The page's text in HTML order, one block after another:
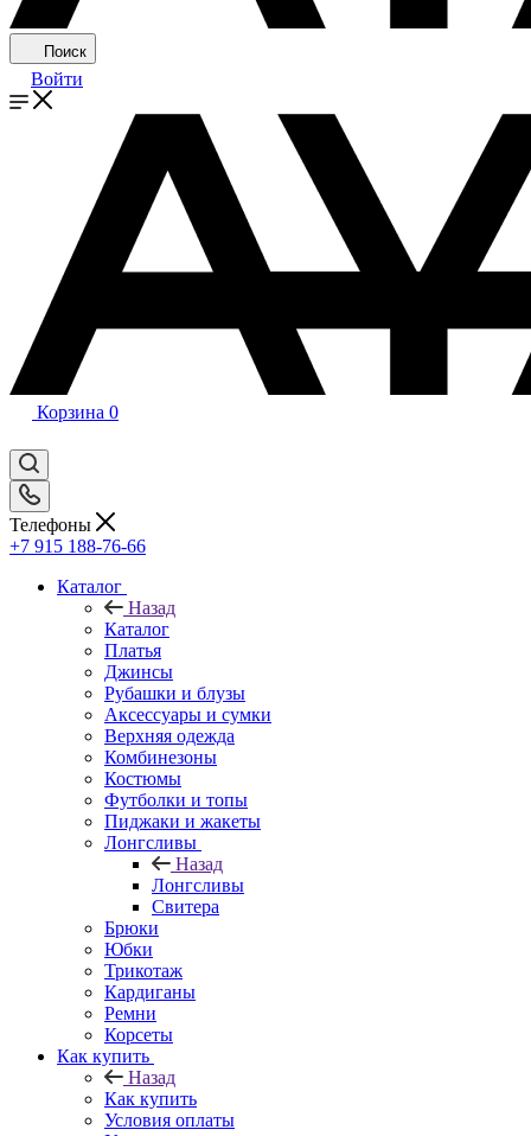
Поиск
Войти
Корзина 0
Телефоны
+7 915 188-76-66
Каталог
Назад
Каталог
Платья
Джинсы
Рубашки и блузы
Аксессуары и сумки
Верхняя одежда
Комбинезоны
Костюмы
Футболки и топы
Пиджаки и жакеты
Лонгсливы
Назад
Лонгсливы
Свитера
Брюки
Юбки
Трикотаж
Кардиганы
Ремни
Корсеты
Как купить
Назад
Как купить
Условия оплаты